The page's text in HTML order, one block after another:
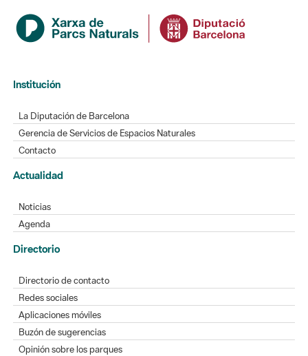
Institución
La Diputación de Barcelona
Gerencia de Servicios de Espacios Naturales
Contacto
Actualidad
Noticias
Agenda
Directorio
Directorio de contacto
Redes sociales
Aplicaciones móviles
Buzón de sugerencias
Opinión sobre los parques